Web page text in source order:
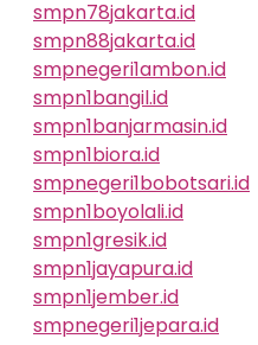
smpn78jakarta.id
smpn88jakarta.id
smpnegeri1ambon.id
smpn1bangil.id
smpn1banjarmasin.id
smpn1biora.id
smpnegeri1bobotsari.id
smpn1boyolali.id
smpn1gresik.id
smpn1jayapura.id
smpn1jember.id
smpnegeri1jepara.id